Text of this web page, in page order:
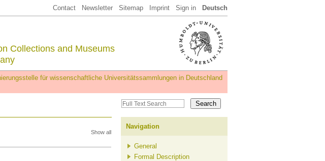
Contact Newsletter Sitemap Imprint Sign in Deutsch
Collections and Museums
für wissenschaftliche Universitätssammlungen in Deutschland
Show all
Navigation
General
Formal Description